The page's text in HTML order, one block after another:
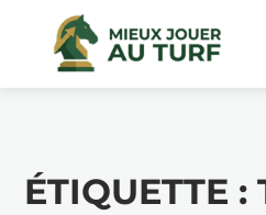
ÉTIQUETTE :